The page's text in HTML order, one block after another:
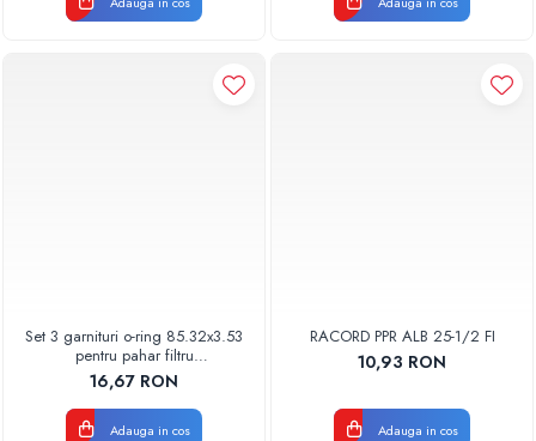
Set 3 garnituri o-ring 85.32x3.53
pentru pahar filtru
AQUA06030000000
16,67 RON
Adauga in cos
RACORD PPR ALB 25-1/2 FI
10,93 RON
Adauga in cos